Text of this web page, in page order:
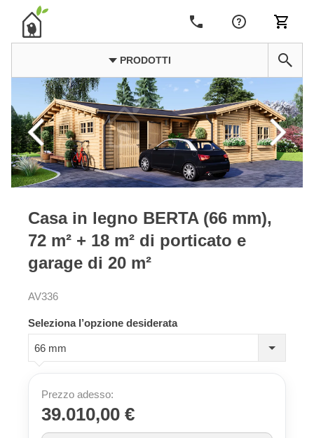
PRODOTTI
Casa in legno BERTA (66 mm),
72 m² + 18 m² di porticato e
garage di 20 m²
AV336
Seleziona l’opzione desiderata
66 mm
Prezzo adesso:
39.010,00 €